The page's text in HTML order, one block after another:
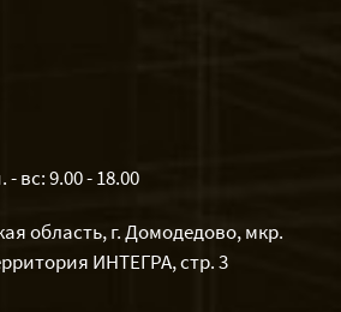
вс: 9.00 - 18.00
область, г. Домодедово, мкр.
ИНТЕГРА, стр. 3